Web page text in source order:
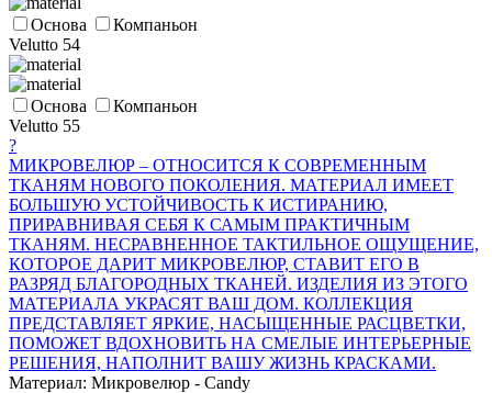
Основа
Компаньон
Velutto 54
Основа
Компаньон
Velutto 55
?
МИКРОВЕЛЮР – ОТНОСИТСЯ К СОВРЕМЕННЫМ
ТКАНЯМ НОВОГО ПОКОЛЕНИЯ. МАТЕРИАЛ ИМЕЕТ
БОЛЬШУЮ УСТОЙЧИВОСТЬ К ИСТИРАНИЮ,
ПРИРАВНИВАЯ СЕБЯ К САМЫМ ПРАКТИЧНЫМ
ТКАНЯМ. НЕСРАВНЕННОЕ ТАКТИЛЬНОЕ ОЩУЩЕНИЕ,
КОТОРОЕ ДАРИТ МИКРОВЕЛЮР, СТАВИТ ЕГО В
РАЗРЯД БЛАГОРОДНЫХ ТКАНЕЙ. ИЗДЕЛИЯ ИЗ ЭТОГО
МАТЕРИАЛА УКРАСЯТ ВАШ ДОМ. КОЛЛЕКЦИЯ
ПРЕДСТАВЛЯЕТ ЯРКИЕ, НАСЫЩЕННЫЕ РАСЦВЕТКИ,
ПОМОЖЕТ ВДОХНОВИТЬ НА СМЕЛЫЕ ИНТЕРЬЕРНЫЕ
РЕШЕНИЯ, НАПОЛНИТ ВАШУ ЖИЗНЬ КРАСКАМИ.
Материал: Микровелюр - Candy